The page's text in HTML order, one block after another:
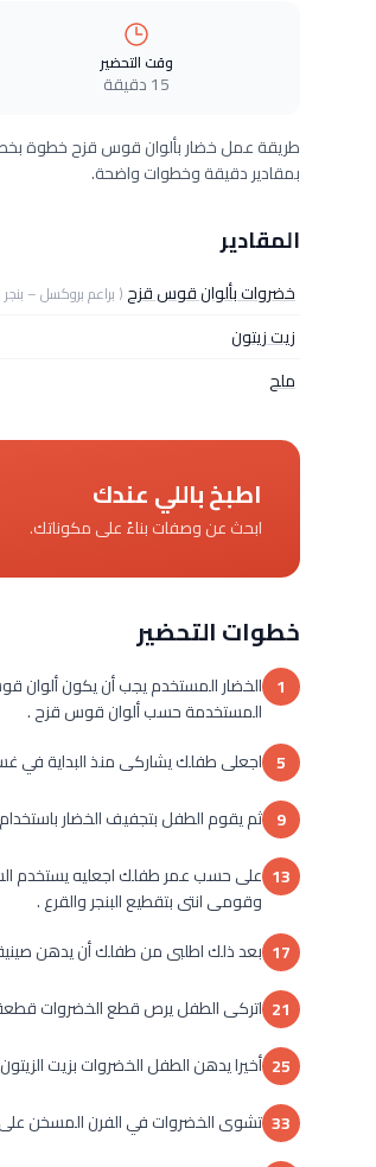
وقت التحضير
15 دقيقة
بمقادير دقيقة وخطوات واضحة.
المقادير
خضروات بألوان قوس قزح( براعم بروكسل –
زيت زيتون
ملح
اطبخ باللي عندك
ابحث عن وصفات بناءً على مكوناتك.
خطوات التحضير
1 الخضار المستخدم يجب أن يكون ألوان
المستخدمة حسب ألوان قوس قزح .
5 اجعلى طفلك يشاركى منذ البداية في
9 ثم يقوم الطفل بتجفيف الخضار
13 على حسب عمر طفلك اجعليه يستخدم
وقومى انتى بتقطيع البنجر والقرع .
17 بعد ذلك اطلبى من طفلك أن يدهن صينية
21 اتركى الطفل يرص قطع الخضروات
25 أخيرا يدهن الطفل الخضروات بزيت
33 تشوى الخضروات في الفرن المسخن على درجة حرارة 425